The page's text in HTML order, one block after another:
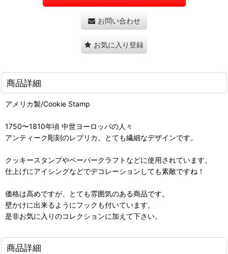
お問い合わせ
お気に入り登録
商品詳細
アメリカ製/Cookie Stamp
1750〜1810年頃 中世ヨーロッパの人々
アンティーク彫刻のレプリカ。とても繊細なデザインです。
クッキースタンプやペーパークラフトなどに使用されています。
仕上げにアイシングなどでデコレーションしても素敵ですね！
価格は高めですが、とても雰囲気のある商品です。
壁かけに出来るようにフックも付いています。
是非お気に入りのコレクションに加えて下さい。
商品詳細